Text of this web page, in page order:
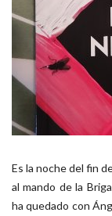
Es la noche del fin
al mando de la
ha quedado con